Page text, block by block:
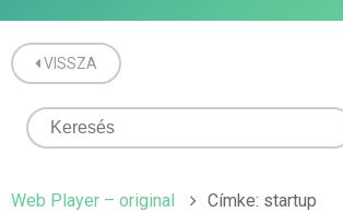
VISSZA
Web Player – original Címke: startup